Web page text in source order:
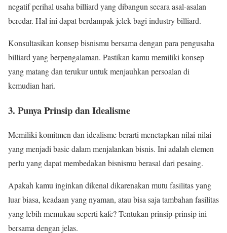
negatif perihal usaha billiard yang dibangun secara asal-asalan
beredar. Hal ini dapat berdampak jelek bagi industry billiard.
Konsultasikan konsep bisnismu bersama dengan para pengusaha
billiard yang berpengalaman. Pastikan kamu memiliki konsep
yang matang dan terukur untuk menjauhkan persoalan di
kemudian hari.
3. Punya Prinsip dan Idealisme
Memiliki komitmen dan idealisme berarti menetapkan nilai-nilai
yang menjadi basic dalam menjalankan bisnis. Ini adalah elemen
perlu yang dapat membedakan bisnismu berasal dari pesaing.
Apakah kamu inginkan dikenal dikarenakan mutu fasilitas yang
luar biasa, keadaan yang nyaman, atau bisa saja tambahan fasilitas
yang lebih memukau seperti kafe? Tentukan prinsip-prinsip ini
bersama dengan jelas.